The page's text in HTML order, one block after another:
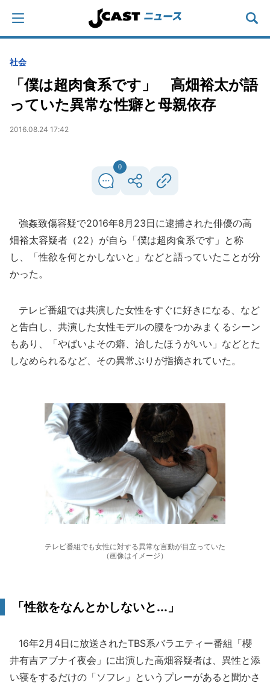
社会
「僕は超肉食系です」 高畑裕太が語
っていた異常な性癖と母親依存
2016.08.24 17:42
0
強姦致傷容疑で2016年8月23日に逮捕された俳優の高
畑裕太容疑者（22）が自ら「僕は超肉食系です」と称
し、「性欲を何とかしないと」などと語っていたことが分
かった。
テレビ番組では共演した女性をすぐに好きになる、など
と告白し、共演した女性モデルの腰をつかみまくるシーン
もあり、「やばいよその癖、治したほうがいい」などとた
しなめられるなど、その異常ぶりが指摘されていた。
テレビ番組でも女性に対する異常な言動が目立っていた
（画像はイメージ）
「性欲をなんとかしないと...」
16年2月4日に放送されたTBS系バラエティー番組「櫻
井有吉アブナイ夜会」に出演した高畑容疑者は、異性と添
い寝をするだけの「ソフレ」というプレーがあると聞かさ